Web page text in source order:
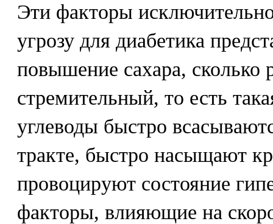
Эти факторы
угрозу для диабетика
повышение сахара, сколько
стремительный, то есть
углеводы быстро
тракте, быстро насыщают
провоцируют состояние
факторы, влияющие на